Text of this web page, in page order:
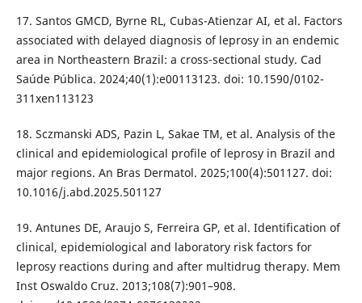
17. Santos GMCD, Byrne RL, Cubas-Atienzar AI, et al. Factors
associated with delayed diagnosis of leprosy in an endemic
area in Northeastern Brazil: a cross-sectional study. Cad
Saúde Pública. 2024;40(1):e00113123. doi: 10.1590/0102-
311xen113123
18. Sczmanski ADS, Pazin L, Sakae TM, et al. Analysis of the
clinical and epidemiological profile of leprosy in Brazil and
major regions. An Bras Dermatol. 2025;100(4):501127. doi:
10.1016/j.abd.2025.501127
19. Antunes DE, Araujo S, Ferreira GP, et al. Identification of
clinical, epidemiological and laboratory risk factors for
leprosy reactions during and after multidrug therapy. Mem
Inst Oswaldo Cruz. 2013;108(7):901–908.